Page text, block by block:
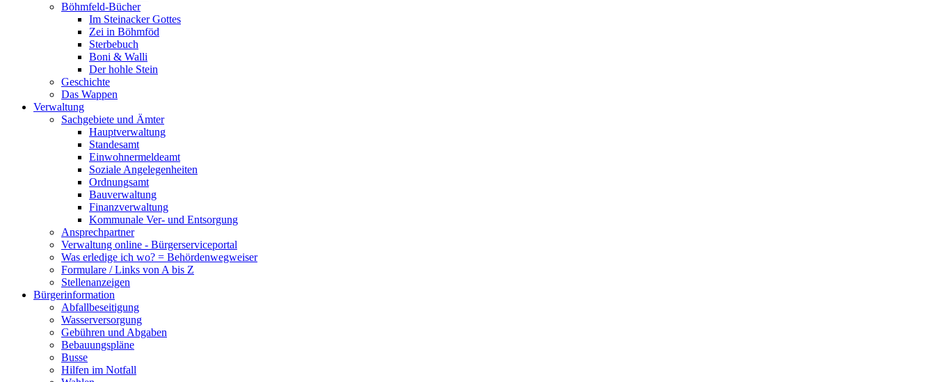
Böhmfeld-Bücher
Im Steinacker Gottes
Zei in Böhmföd
Sterbebuch
Boni & Walli
Der hohle Stein
Geschichte
Das Wappen
Verwaltung
Sachgebiete und Ämter
Hauptverwaltung
Standesamt
Einwohnermeldeamt
Soziale Angelegenheiten
Ordnungsamt
Bauverwaltung
Finanzverwaltung
Kommunale Ver- und Entsorgung
Ansprechpartner
Verwaltung online - Bürgerserviceportal
Was erledige ich wo? = Behördenwegweiser
Formulare / Links von A bis Z
Stellenanzeigen
Bürgerinformation
Abfallbeseitigung
Wasserversorgung
Gebühren und Abgaben
Bebauungspläne
Busse
Hilfen im Notfall